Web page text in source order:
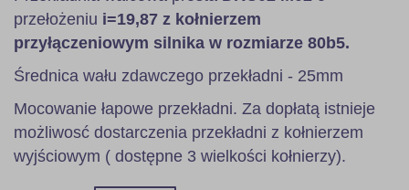
przełożeniu i=19,87 z kołnierzem
przyłączeniowym silnika w rozmiarze 80b5.
Średnica wału zdawczego przekładni - 25mm
Mocowanie łapowe przekładni. Za dopłatą istnieje
możliwosć dostarczenia przekładni z kołnierzem
wyjściowym ( dostępne 3 wielkości kołnierzy).